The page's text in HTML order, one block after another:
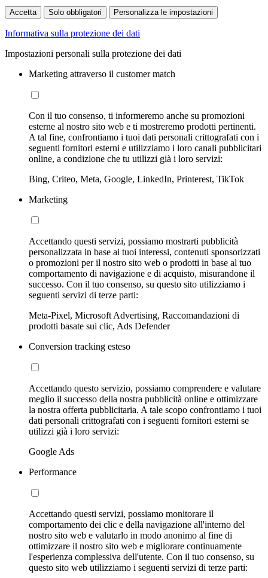
Accetta Solo obbligatori Personalizza le impostazioni
Informativa sulla protezione dei dati
Impostazioni personali sulla protezione dei dati
Marketing attraverso il customer match
Con il tuo consenso, ti informeremo anche su promozioni
esterne al nostro sito web e ti mostreremo prodotti pertinenti.
A tal fine, confrontiamo i tuoi dati personali crittografati con i
seguenti fornitori esterni e utilizziamo i loro canali pubblicitari
online, a condizione che tu utilizzi già i loro servizi:
Bing, Criteo, Meta, Google, LinkedIn, Printerest, TikTok
Marketing
Accettando questi servizi, possiamo mostrarti pubblicità
personalizzata in base ai tuoi interessi, contenuti sponsorizzati
o promozioni per il nostro sito web o prodotti in base al tuo
comportamento di navigazione e di acquisto, misurandone il
successo. Con il tuo consenso, su questo sito utilizziamo i
seguenti servizi di terze parti:
Meta-Pixel, Microsoft Advertising, Raccomandazioni di
prodotti basate sui clic, Ads Defender
Conversion tracking esteso
Accettando questo servizio, possiamo comprendere e valutare
meglio il successo della nostra pubblicità online e ottimizzare
la nostra offerta pubblicitaria. A tale scopo confrontiamo i tuoi
dati personali crittografati con i seguenti fornitori esterni se
utilizzi già i loro servizi:
Google Ads
Performance
Accettando questi servizi, possiamo monitorare il
comportamento dei clic e della navigazione all'interno del
nostro sito web e valutarlo in modo anonimo al fine di
ottimizzare il nostro sito web e migliorare continuamente
l'esperienza complessiva dell'utente. Con il tuo consenso, su
questo sito web utilizziamo i seguenti servizi di terze parti: